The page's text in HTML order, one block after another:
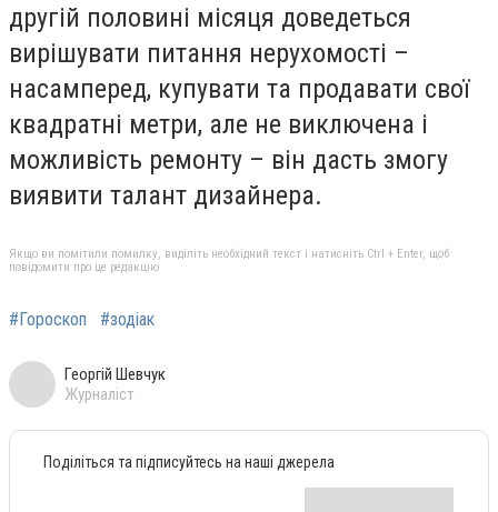
другій половині місяця доведеться
вирішувати питання нерухомості –
насамперед, купувати та продавати свої
квадратні метри, але не виключена і
можливість ремонту – він дасть змогу
виявити талант дизайнера.
Якщо ви помітили помилку, виділіть необхідний текст і натисніть Ctrl + Enter, щоб
повідомити про це редакцію
#Гороскоп #зодіак
Георгій Шевчук
Журналіст
Поділіться та підписуйтесь на наші джерела